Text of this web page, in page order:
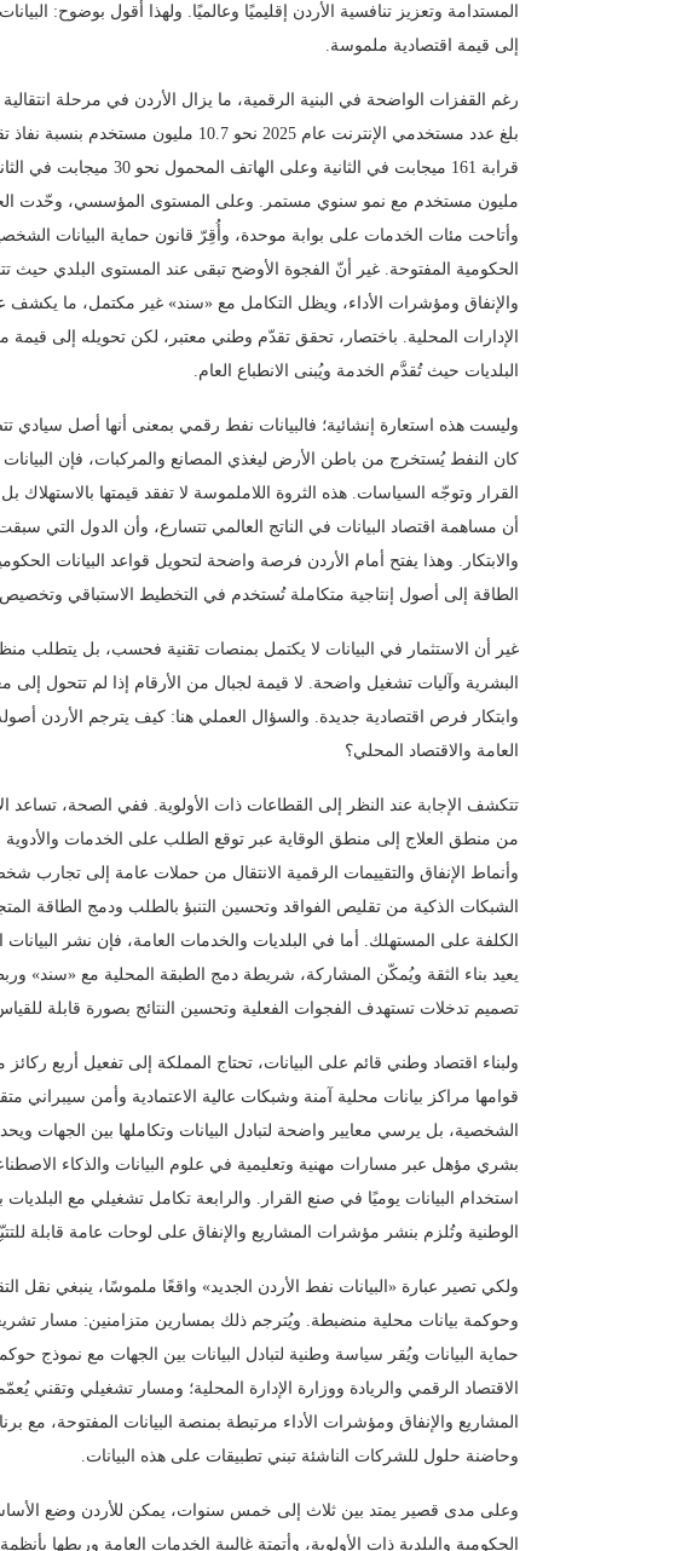
المستدامة وتعزيز تنافسية الأردن إقليميًا وعالميًا. ولهذا أقول بوضوح:
إلى قيمة اقتصادية ملموسة.
رغم القفزات الواضحة في البنية الرقمية، ما يزال الأردن في مرحلة
مليون مستخدم مع نمو سنوي مستمر. وعلى المستوى المؤسسي، وحّدت
الحكومية المفتوحة. غير أنّ الفجوة الأوضح تبقى عند المستوى البلدي حيث
والإنفاق ومؤشرات الأداء، ويظل التكامل مع «سند» غير مكتمل، ما يكشف
الإدارات المحلية. باختصار، تحقق تقدّم وطني معتبر، لكن تحويله إلى
البلديات حيث تُقدَّم الخدمة ويُبنى الانطباع العام.
وليست هذه استعارة إنشائية؛ فالبيانات نفط رقمي بمعنى أنها أصل سيادي
كان النفط يُستخرج من باطن الأرض ليغذي المصانع والمركبات، فإن
القرار وتوجّه السياسات. هذه الثروة اللاملموسة لا تفقد قيمتها بالاستهلاك بل
أن مساهمة اقتصاد البيانات في الناتج العالمي تتسارع، وأن الدول التي
والابتكار. وهذا يفتح أمام الأردن فرصة واضحة لتحويل قواعد البيانات
الطاقة إلى أصول إنتاجية متكاملة تُستخدم في التخطيط الاستباقي وتخصيص
غير أن الاستثمار في البيانات لا يكتمل بمنصات تقنية فحسب، بل يتطلب
البشرية وآليات تشغيل واضحة. لا قيمة لجبال من الأرقام إذا لم تتحول
وابتكار فرص اقتصادية جديدة. والسؤال العملي هنا: كيف يترجم الأردن
العامة والاقتصاد المحلي؟
تتكشف الإجابة عند النظر إلى القطاعات ذات الأولوية. ففي الصحة، تساعد
من منطق العلاج إلى منطق الوقاية عبر توقع الطلب على الخدمات والأدوية
وأنماط الإنفاق والتقييمات الرقمية الانتقال من حملات عامة إلى تجارب
الشبكات الذكية من تقليص الفواقد وتحسين التنبؤ بالطلب ودمج الطاقة
الكلفة على المستهلك. أما في البلديات والخدمات العامة، فإن نشر
يعيد بناء الثقة ويُمكّن المشاركة، شريطة دمج الطبقة المحلية مع «سند»
تصميم تدخلات تستهدف الفجوات الفعلية وتحسين النتائج بصورة قابلة
ولبناء اقتصاد وطني قائم على البيانات، تحتاج المملكة إلى تفعيل أربع
قوامها مراكز بيانات محلية آمنة وشبكات عالية الاعتمادية وأمن سيبراني
الشخصية، بل يرسي معايير واضحة لتبادل البيانات وتكاملها بين الجهات
بشري مؤهل عبر مسارات مهنية وتعليمية في علوم البيانات والذكاء
استخدام البيانات يوميًا في صنع القرار. والرابعة تكامل تشغيلي مع
الوطنية وتُلزم بنشر مؤشرات المشاريع والإنفاق على لوحات عامة قابلة
ولكي تصير عبارة «البيانات نفط الأردن الجديد» واقعًا ملموسًا، ينبغي نقل
وحوكمة بيانات محلية منضبطة. ويُترجم ذلك بمسارين متزامنين: مسار تشريعي
حماية البيانات ويُقر سياسة وطنية لتبادل البيانات بين الجهات مع نموذج
الاقتصاد الرقمي والريادة ووزارة الإدارة المحلية؛ ومسار تشغيلي وتقني
المشاريع والإنفاق ومؤشرات الأداء مرتبطة بمنصة البيانات المفتوحة، مع
وحاضنة حلول للشركات الناشئة تبني تطبيقات على هذه البيانات.
وعلى مدى قصير يمتد بين ثلاث إلى خمس سنوات، يمكن للأردن وضع
الحكومية والبلدية ذات الأولوية، وأتمتة غالبية الخدمات العامة وربطها